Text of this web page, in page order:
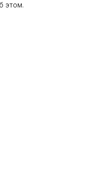
этом.